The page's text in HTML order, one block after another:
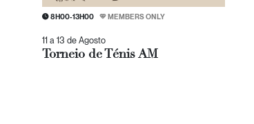
8H00-13H00 MEMBERS ONLY
11 a 13 de Agosto
Torneio de Ténis AM